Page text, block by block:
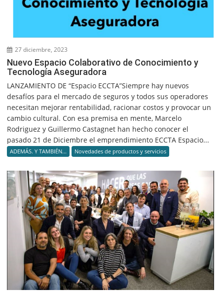
27 diciembre, 2023
Nuevo Espacio Colaborativo de Conocimiento y
Tecnología Aseguradora
LANZAMIENTO DE “Espacio ECCTA”Siempre hay nuevos
desafíos para el mercado de seguros y todos sus operadores
necesitan mejorar rentabilidad, racionar costos y provocar un
cambio cultural. Con esa premisa en mente, Marcelo
Rodriguez y Guillermo Castagnet han hecho conocer el
pasado 21 de Diciembre el emprendimiento ECCTA Espacio...
ADEMÁS. Y TAMBIÉN... Novedades de productos y servicios